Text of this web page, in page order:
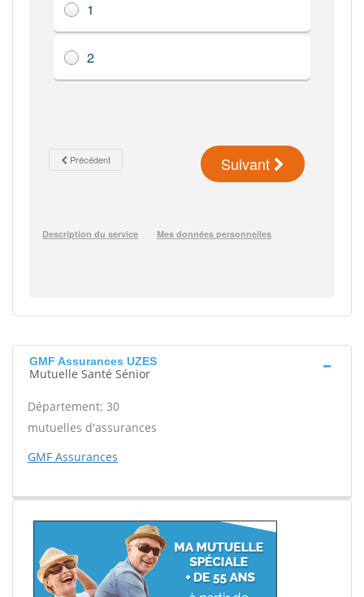
GMF Assurances UZES
Mutuelle Santé Sénior
Département: 30
mutuelles d'assurances
GMF Assurances